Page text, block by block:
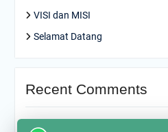
VISI dan MISI
Selamat Datang
Recent Comments